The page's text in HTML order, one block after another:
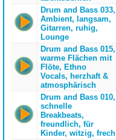
Drum and Bass 033,
Ambient, langsam,
Gitarren, ruhig,
Lounge
Drum and Bass 015,
warme Flächen mit
Flöte, Ethno
Vocals, herzhaft &
atmosphärisch
Drum and Bass 010,
schnelle
Breakbeats,
freundlich, für
Kinder, witzig, frech